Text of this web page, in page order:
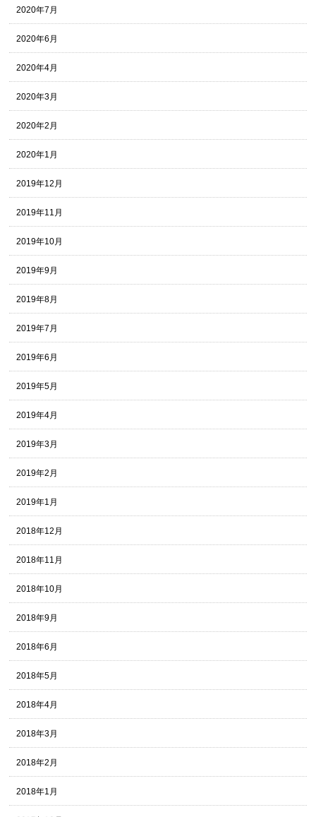
2020年7月
2020年6月
2020年4月
2020年3月
2020年2月
2020年1月
2019年12月
2019年11月
2019年10月
2019年9月
2019年8月
2019年7月
2019年6月
2019年5月
2019年4月
2019年3月
2019年2月
2019年1月
2018年12月
2018年11月
2018年10月
2018年9月
2018年6月
2018年5月
2018年4月
2018年3月
2018年2月
2018年1月